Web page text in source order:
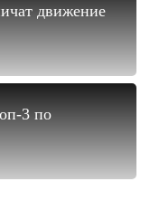
движение
3 по